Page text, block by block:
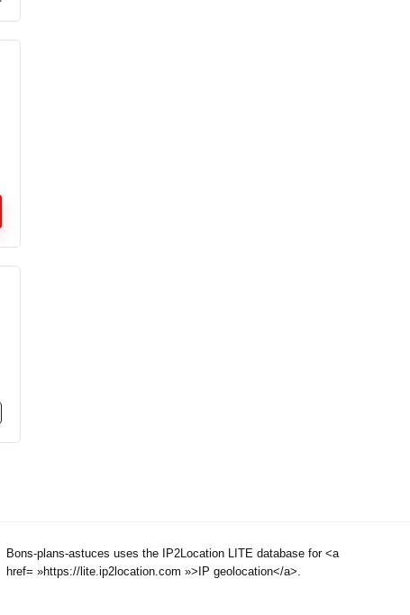
Bons-plans-astuces uses the IP2Location LITE database for <a
href= »https://lite.ip2location.com »>IP geolocation</a>.